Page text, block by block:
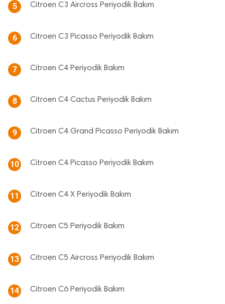
5 Citroen C3 Aircross Periyodik Bakım
6 Citroen C3 Picasso Periyodik Bakım
7 Citroen C4 Periyodik Bakım
8 Citroen C4 Cactus Periyodik Bakım
9 Citroen C4 Grand Picasso Periyodik Bakım
10 Citroen C4 Picasso Periyodik Bakım
11 Citroen C4 X Periyodik Bakım
12 Citroen C5 Periyodik Bakım
13 Citroen C5 Aircross Periyodik Bakım
14 Citroen C6 Periyodik Bakım